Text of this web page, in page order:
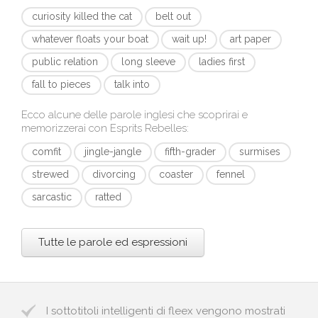
curiosity killed the cat
belt out
whatever floats your boat
wait up!
art paper
public relation
long sleeve
ladies first
fall to pieces
talk into
Ecco alcune delle parole inglesi che scoprirai e
memorizzerai con Esprits Rebelles:
comfit jingle-jangle fifth-grader
surmises
strewed
divorcing coaster
fennel
sarcastic
ratted
Tutte le parole ed espressioni
I sottotitoli intelligenti di fleex vengono mostrati